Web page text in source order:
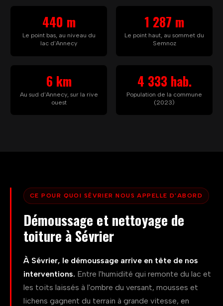
bout à l'autre. Côté lac, l'air humide gave les mousses : un
pan nord vire au vert en quelques saisons et le feutrage
plaque l'eau contre la tuile. Côté versant, c'est le gel qui
matériau, relâche les fixations, déplace le faîtage et met
l'étanchéité à mal. Le poids de la neige ajoute une charge
mécanique sur des pans souvent inclinés pour la laisser
couvertures suivent : terre cuite sur la plupart des toits,
ardoise sur le bâti d'autrefois, zinc pour les ouvrages de
zinguerie. Du bourg riverain aux hameaux accrochés au
versant, chaque toiture a son vécu et ses faiblesses.
l'œil : un versant nord au bord du lac et un pan d'altitude
n'appellent jamais le même diagnostic. C'est justement
ce que nous apportons en montant sur votre toit à
Sévrier.
440 m
Le point bas, au niveau du
lac d'Annecy
1 287 m
Le point haut, au sommet du
Semnoz
6 km
Au sud d'Annecy, sur la rive
ouest
4 333 hab.
Population de la commune
(2023)
CE POUR QUOI SÉVRIER NOUS APPELLE D'ABORD
Démoussage et nettoyage de
toiture à Sévrier
À Sévrier, le démoussage arrive en tête de nos
interventions. Entre l'humidité qui remonte du lac et
les toits laissés à l'ombre du versant, mousses et
lichens gagnent du terrain à grande vitesse, en